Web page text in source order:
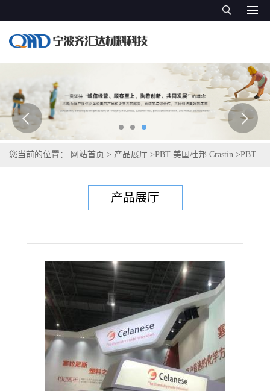
您当前的位置： 网站首页 > 产品展厅 >PBT 美国杜邦 Crastin >PBT
产品展厅